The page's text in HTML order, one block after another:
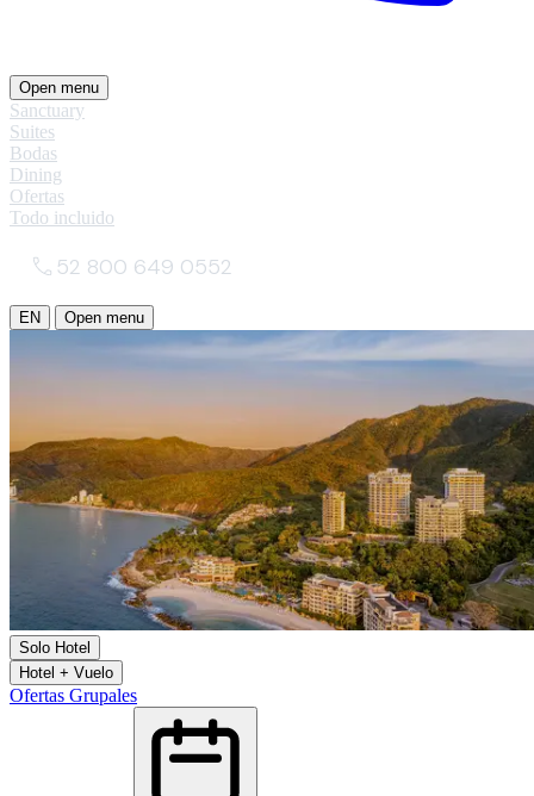
Open menu
Sanctuary
Suites
Bodas
Dining
Ofertas
Todo incluido
52 800 649 0552
EN Open menu
Solo Hotel
Hotel + Vuelo
Ofertas Grupales